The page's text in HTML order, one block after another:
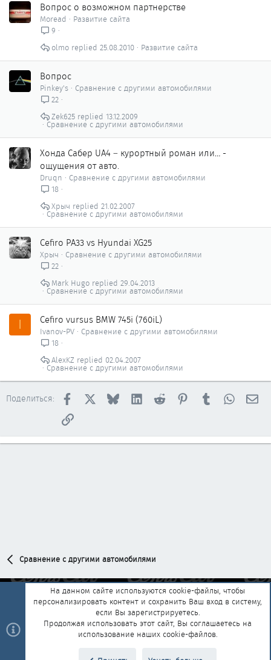
Вопрос о возможном партнерстве
Moread
Развитие сайта
9
Развитие сайта
25.08.2010
olmo
Вопрос
Pinkey's
Сравнение с другими автомобилями
22
Сравнение с другими автомобилями
13.12.2009
Zek625
Хонда Сабер UA4 – курортный роман или… -
ощущения от авто.
Druqn
Сравнение с другими автомобилями
18
Сравнение с другими автомобилями
21.02.2007
Хрыч
Cefiro PA33 vs Hyundai XG25
Хрыч
Сравнение с другими автомобилями
22
Сравнение с другими автомобилями
29.04.2013
Mark Hugo
I Cefiro vursus BMW 745i (760iL)
Ivanov-PV
Сравнение с другими автомобилями
18
Сравнение с другими автомобилями
02.04.2007
AlexKZ
Поделиться: Facebook BlueskyLinkedInReddit PinterestTumblr
Ссылка
Сравнение с другими автомобилями
Обратная связь
Условия и правила
Политика конфиденциальности
Помощь Главная
R
На данном сайте используются cookie-файлы, чтобы
персонализировать контент и сохранить Ваш вход в систему,
если Вы зарегистрируетесь.
Продолжая использовать этот сайт, Вы соглашаетесь на
использование наших cookie-файлов.